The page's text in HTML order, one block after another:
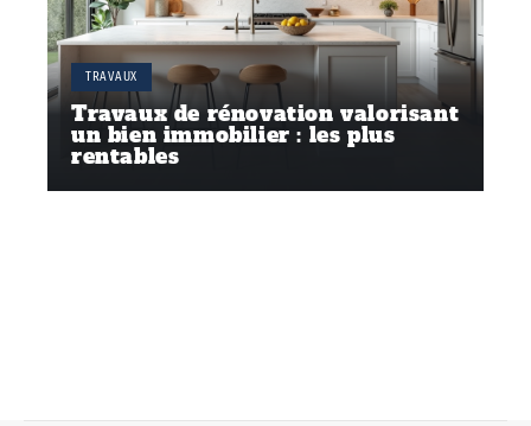
TRAVAUX
Travaux de rénovation valorisant
un bien immobilier : les plus
rentables